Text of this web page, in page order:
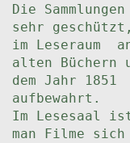
Die
sehr
im Leseraum
alten Büchern
dem Jahr
aufbewahrt.
Im Lesesaal
man Filme sich